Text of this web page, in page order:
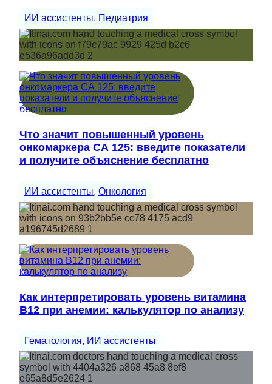
ИИ ассистенты, Педиатрия
Что значит повышенный уровень
онкомаркера СА 125: введите показатели
и получите объяснение бесплатно
ИИ ассистенты, Онкология
Как интерпретировать уровень витамина
B12 при анемии: калькулятор по анализу
Гематология, ИИ ассистенты